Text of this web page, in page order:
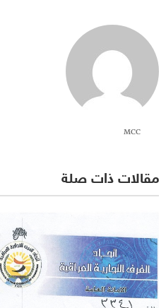
MCC
مقالات ذات صلة